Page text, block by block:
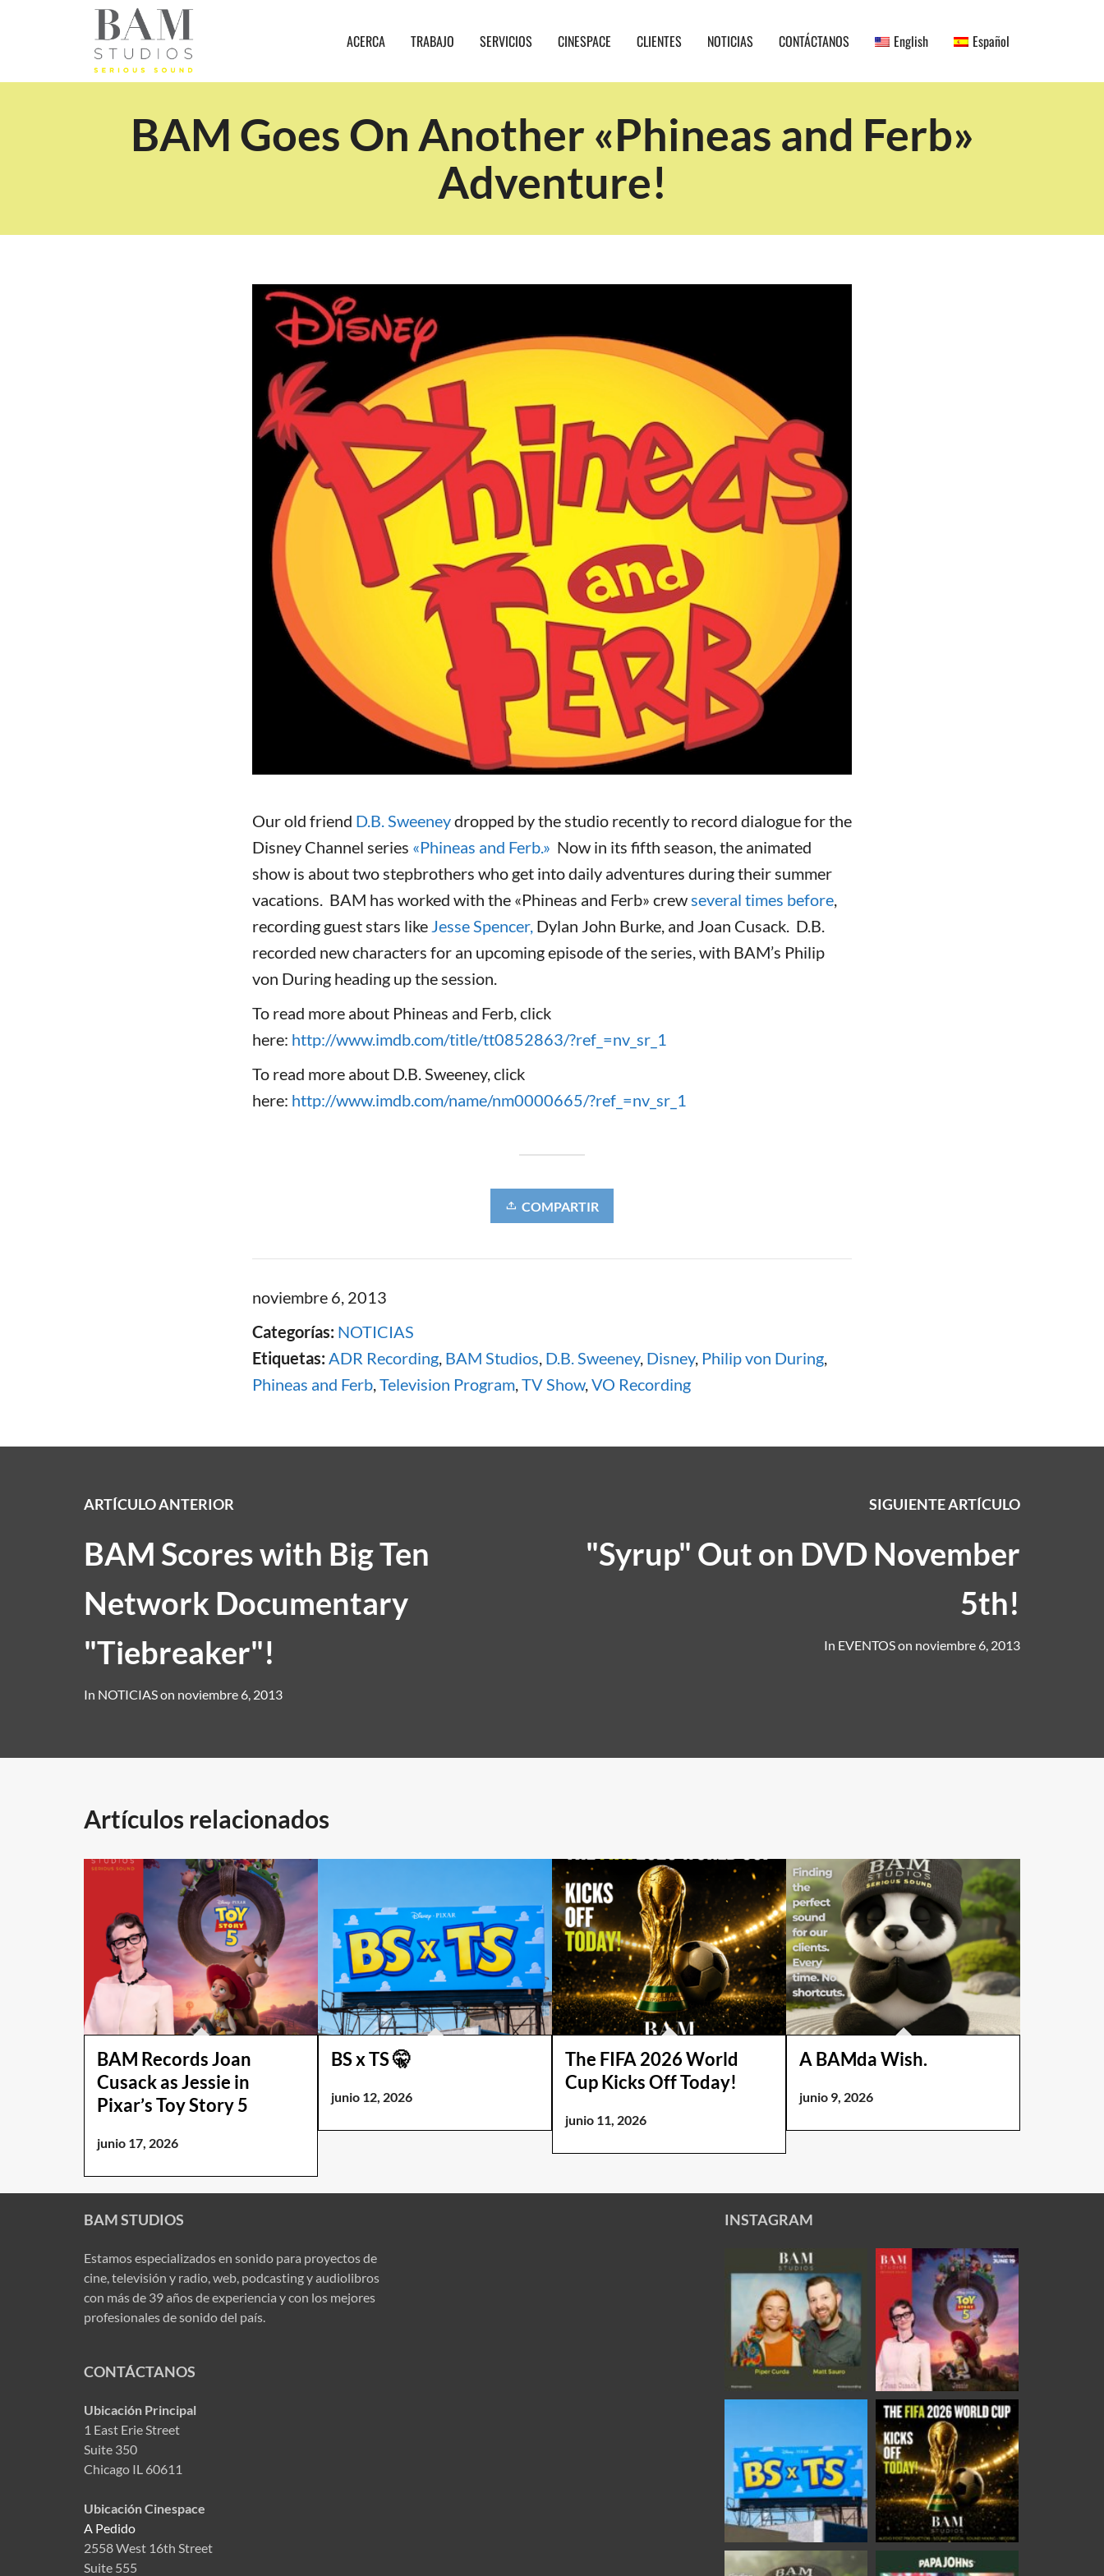
ACERCA TRABAJO SERVICIOS CINESPACE CLIENTES NOTICIAS CONTÁCTANOS English Español
BAM Goes On Another «Phineas and Ferb»
Adventure!
Our old friend D.B. Sweeneydropped by the studio recently to record dialogue for the
Disney Channel series «Phineas and Ferb.» Now in its fifth season, the animated
show is about two stepbrothers who get into daily adventures during their summer
vacations. BAM has worked with the «Phineas and Ferb» crewseveral times before,
recording guest stars like Jesse Spencer, Dylan John Burke, and Joan Cusack. D.B.
recorded new characters for an upcoming episode of the series, with BAM’s Philip
von During heading up the session.
To read more about Phineas and Ferb, click
here: http://www.imdb.com/title/tt0852863/?ref_=nv_sr_1
To read more about D.B. Sweeney, click
here: http://www.imdb.com/name/nm0000665/?ref_=nv_sr_1
COMPARTIR
noviembre 6, 2013
Categorías: NOTICIAS
Etiquetas: ADR Recording, BAM Studios, D.B. Sweeney, Disney, Philip von During,
Phineas and Ferb,Television Program,TV Show,VO Recording
SIGUIENTE ARTÍCULO
"Syrup" Out on DVD November
5th!
In EVENTOSon noviembre 6, 2013
ARTÍCULO ANTERIOR
BAM Scores with Big Ten
Network Documentary
"Tiebreaker"!
In NOTICIASon noviembre 6, 2013
Artículos relacionados
BAM Records Joan
Cusack as Jessie in
Pixar’s Toy Story 5
junio 17, 2026
BS x TS 🤫
junio 12, 2026
The FIFA 2026 World
Cup Kicks Off Today!
junio 11, 2026
A BAMda Wish.
junio 9, 2026
BAM STUDIOS
Estamos especializados en sonido para proyectos de
cine, televisión y radio, web, podcasting y audiolibros
con más de 39 años de experiencia y con los mejores
profesionales de sonido del país.
CONTÁCTANOS
Ubicación Principal
1 East Erie Street
Suite 350
Chicago IL 60611
Ubicación Cinespace
A Pedido
2558 West 16th Street
Suite 555
INSTAGRAM